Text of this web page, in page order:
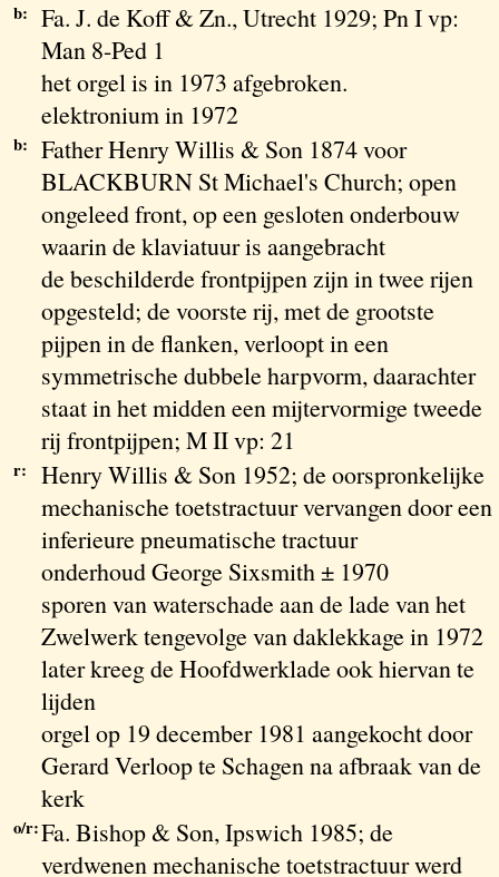
b:
Fa. J. de Koff & Zn., Utrecht 1929; Pn I vp:
Man 8-Ped 1
het orgel is in 1973 afgebroken.
elektronium in 1972
b:
Father Henry Willis & Son 1874 voor
BLACKBURN St Michael's Church; open
ongeleed front, op een gesloten onderbouw
waarin de klaviatuur is aangebracht
de beschilderde frontpijpen zijn in twee rijen
opgesteld; de voorste rij, met de grootste
pijpen in de flanken, verloopt in een
symmetrische dubbele harpvorm, daarachter
staat in het midden een mijtervormige tweede
rij frontpijpen; M II vp: 21
r:
Henry Willis & Son 1952; de oorspronkelijke
mechanische toetstractuur vervangen door een
inferieure pneumatische tractuur
onderhoud George Sixsmith ± 1970
sporen van waterschade aan de lade van het
Zwelwerk tengevolge van daklekkage in 1972
later kreeg de Hoofdwerklade ook hiervan te
lijden
orgel op 19 december 1981 aangekocht door
Gerard Verloop te Schagen na afbraak van de
kerk
o/r:Fa. Bishop & Son, Ipswich 1985; de
verdwenen mechanische toetstractuur werd